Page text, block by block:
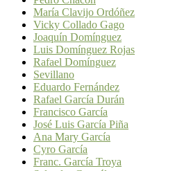
María Clavijo Ordóñez
Vicky Collado Gago
Joaquín Domínguez
Luis Domínguez Rojas
Rafael Domínguez
Sevillano
Eduardo Fernández
Rafael García Durán
Francisco García
José Luis García Piña
Ana Mary García
Cyro García
Franc. García Troya